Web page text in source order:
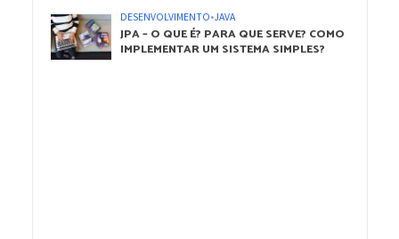
DESENVOLVIMENTO•JAVA
JPA – O QUE É? PARA QUE SERVE? COMO
IMPLEMENTAR UM SISTEMA SIMPLES?